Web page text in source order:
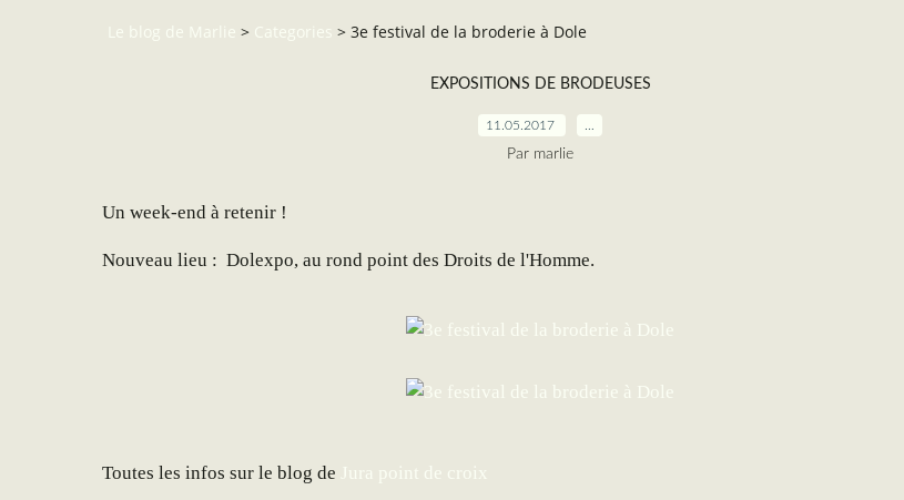
Le blog de Marlie > Categories > 3e festival de la broderie à Dole
EXPOSITIONS DE BRODEUSES
11.05.2017
Par marlie
Un week-end à retenir !
Nouveau lieu : Dolexpo, au rond point des Droits de l'Homme.
Toutes les infos sur le blog de Jura point de croix